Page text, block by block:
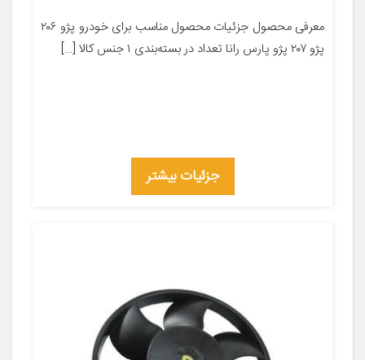
معرفی محصول جزئیات محصول مناسب برای خودرو پژو ۲۰۶
پژو ۲۰۷ پژو پارس رانا تعداد در بسته‌بندی ۱ جنس کالا […]
جزئیات بیشتر